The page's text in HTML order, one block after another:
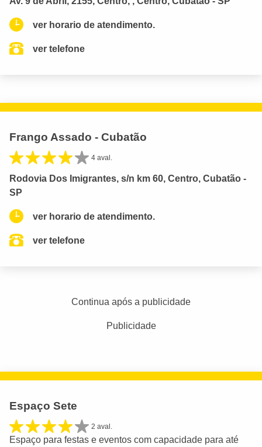
ver horario de atendimento.
ver telefone
Frango Assado - Cubatão
4 aval.
Rodovia Dos Imigrantes, s/n km 60, Centro, Cubatão -
SP
ver horario de atendimento.
ver telefone
Continua após a publicidade
Publicidade
Espaço Sete
2 aval.
Espaço para festas e eventos com capacidade para até